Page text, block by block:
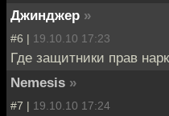
Джинджер »
#6 | 19.10.10 17:23
Где защитники прав
Nemesis »
#7 | 19.10.10 17:24